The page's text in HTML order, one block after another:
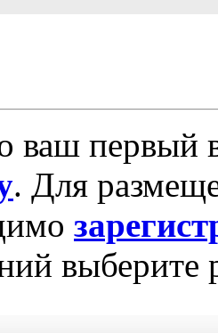
ваш первый
. Для
выберите